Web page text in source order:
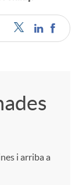
i arriba a